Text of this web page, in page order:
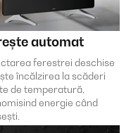
automat
ferestrei deschise
încălzirea la scăderi
de temperatură,
energie când